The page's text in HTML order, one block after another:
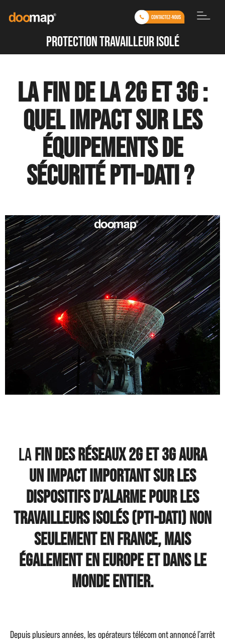
protection travailleur isolé
La fin de la 2G et 3G :
Quel impact sur les
équipements de
sécurité PTI-DATI ?
Lafin des réseaux 2G et 3G aura
un impact important sur les
dispositifs d’alarme pour les
travailleurs isolés (PTI-DATI) non
seulement en France, mais
également en Europe et dans le
monde entier.
Depuis plusieurs années, les opérateurs télécom ont annoncé l’arrêt